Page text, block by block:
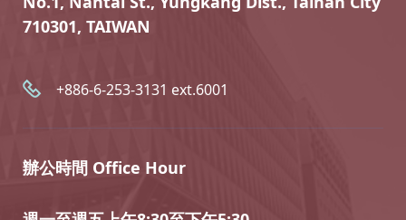
710301, TAIWAN
+886-6-253-3131 ext.6001
辦公時間 Office Hour